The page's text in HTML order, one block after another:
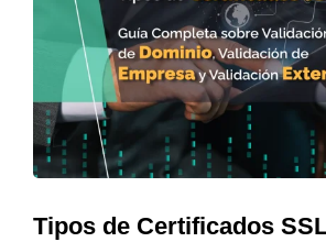
Tipos de Certificados